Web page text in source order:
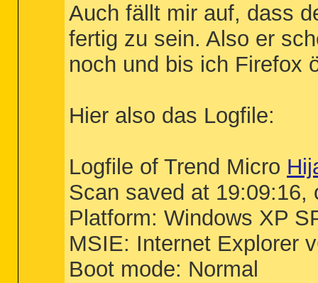
Auch fällt mir auf, dass
fertig zu sein. Also er
noch und bis ich Firefox
Hier also das Logfile:
Logfile of Trend Micro
Scan saved at 19:09:16,
Platform: Windows XP
MSIE: Internet Explorer
Boot mode: Normal